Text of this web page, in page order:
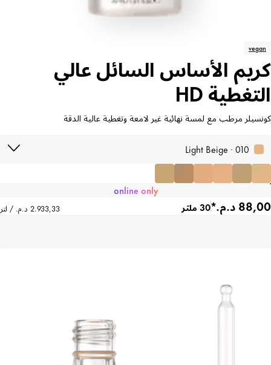
vegan
كريم الأساس السائل عالي
التغطية HD
كونسيلر مرطب مع لمسة نهائية غير لامعة وتغطية عالية الدقة
010 · Light Beige
online only
30 ملتر